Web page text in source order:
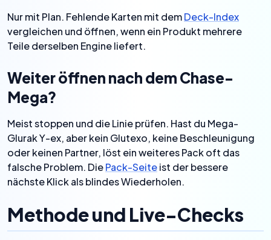
Nur mit Plan. Fehlende Karten mit demDeck-Index
vergleichen und öffnen, wenn ein Produkt mehrere
Teile derselben Engine liefert.
Weiter öffnen nach dem Chase-
Mega?
Meist stoppen und die Linie prüfen. Hast du Mega-
Glurak Y-ex, aber kein Glutexo, keine Beschleunigung
oder keinen Partner, löst ein weiteres Pack oft das
falsche Problem. DiePack-Seiteist der bessere
nächste Klick als blindes Wiederholen.
Methode und Live-Checks